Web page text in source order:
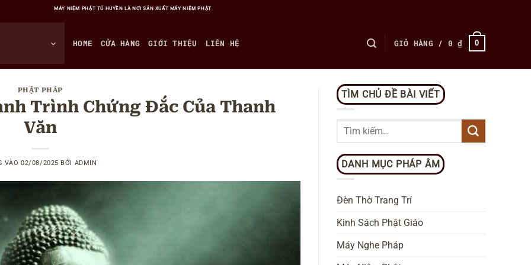
MÁY NIỆM PHẬT TÚ HUYỀN LÀ NƠI SẢN XUẤT MÁY NIỆM PHẬT
HOME CỬA HÀNG GIỚI THIỆU LIÊN HỆ GIỎ HÀNG / 0₫ 0
PHẬT PHÁP
Trình Chứng Đắc Của Thanh
Văn
VÀO02/08/2025 BỞI ADMIN
TÌM CHỦ ĐỀ BÀI VIẾT
DANH MỤC PHÁP ÂM
Đèn Thờ Trang Trí
Kinh Sách Phật Giáo
Máy Nghe Pháp